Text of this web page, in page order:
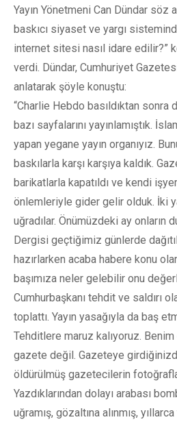
Yayın Yönetmeni Can Dündar söz
baskıcı siyaset ve yargı
internet sitesi nasıl idare edilir?”
verdi. Dündar, Cumhuriyet
anlatarak şöyle konuştu:
“Charlie Hebdo basıldıktan sonra
bazı sayfalarını yayınlamıştık.
yapan yegane yayın organıyız.
baskılarla karşı karşıya kaldık.
barikatlarla kapatıldı ve kendi
önlemleriyle gider gelir olduk. İki
uğradılar. Önümüzdeki ay onların
Dergisi geçtiğimiz günlerde
hazırlarken acaba habere konu
başımıza neler gelebilir onu
Cumhurbaşkanı tehdit ve saldırı
toplattı. Yayın yasağıyla da baş
Tehditlere maruz kalıyoruz.
gazete değil. Gazeteye
öldürülmüş gazetecilerin
Yazdıklarından dolayı arabası
uğramış, gözaltına alınmış,